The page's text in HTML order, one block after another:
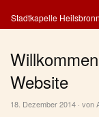
Website
18. Dezember 2014 · von
Stadtkapelle Heilsbronn